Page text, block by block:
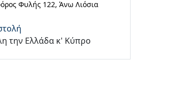
Φυλής 122, Άνω Λιόσια
την Ελλάδα κ' Κύπρο